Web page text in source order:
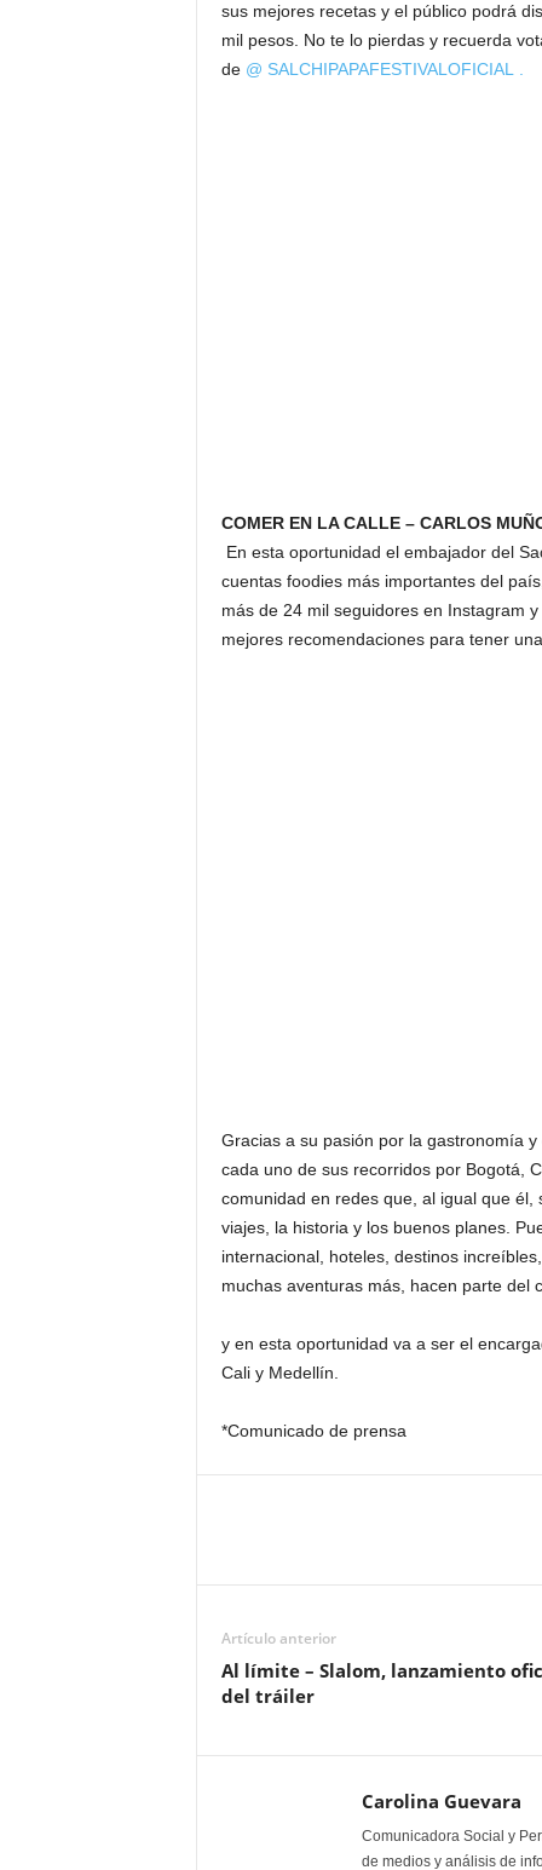
sus mejores recetas y el público podrá
mil pesos. No te lo pierdas y recuerda
de @ SALCHIPAPAFESTIVALOFICIAL
COMER EN LA CALLE – CARLOS
En esta oportunidad el embajador del
cuentas foodies más importantes del
más de 24 mil seguidores en Instagram
mejores recomendaciones para tener
Gracias a su pasión por la gastronomía
cada uno de sus recorridos por Bogotá,
comunidad en redes que, al igual que
viajes, la historia y los buenos planes.
internacional, hoteles, destinos
muchas aventuras más, hacen parte del
y en esta oportunidad va a ser el
Cali y Medellín.
*Comunicado de prensa
Artículo anterior
Al límite – Slalom, lanzamiento
del tráiler
Carolina Guevara
Comunicadora Social y
de medios y análisis de